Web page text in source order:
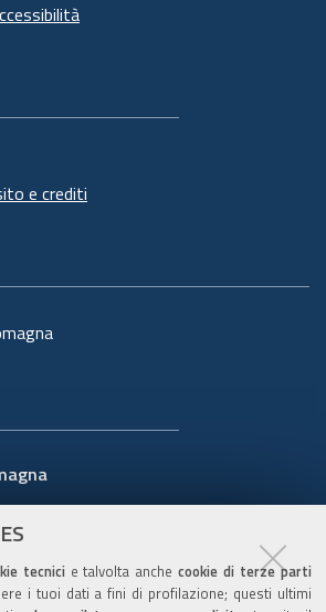
tecnici e talvolta anchecookie di terze parti
i tuoi dati a fini di profilazione; questi ultimi
e crediti